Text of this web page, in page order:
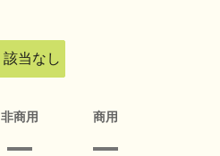
該当なし
非商用 商用